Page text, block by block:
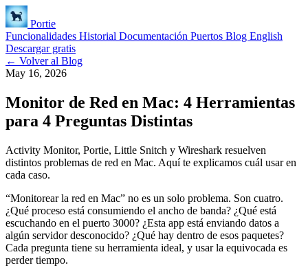
Portie
Funcionalidades Historial Documentación Puertos Blog English
Descargar gratis
← Volver al Blog
May 16, 2026
Monitor de Red en Mac: 4 Herramientas
para 4 Preguntas Distintas
Activity Monitor, Portie, Little Snitch y Wireshark resuelven
distintos problemas de red en Mac. Aquí te explicamos cuál usar en
cada caso.
“Monitorear la red en Mac” no es un solo problema. Son cuatro.
¿Qué proceso está consumiendo el ancho de banda? ¿Qué está
escuchando en el puerto 3000? ¿Esta app está enviando datos a
algún servidor desconocido? ¿Qué hay dentro de esos paquetes?
Cada pregunta tiene su herramienta ideal, y usar la equivocada es
perder tiempo.